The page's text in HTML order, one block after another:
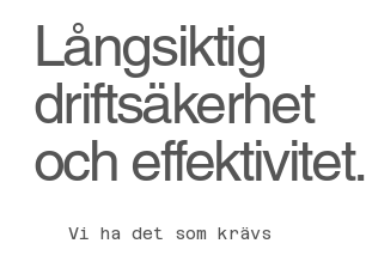
Långsiktig
driftsäkerhet
och effektivitet.
Vi ha det som krävs